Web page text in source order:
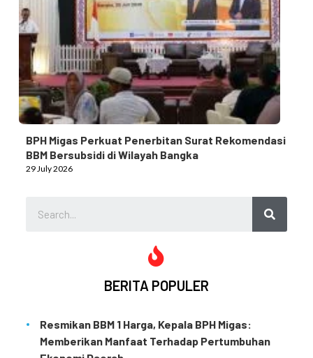
BPH Migas Perkuat Penerbitan Surat Rekomendasi
BBM Bersubsidi di Wilayah Bangka
29 July 2026
BERITA POPULER
Resmikan BBM 1 Harga, Kepala BPH Migas:
Memberikan Manfaat Terhadap Pertumbuhan